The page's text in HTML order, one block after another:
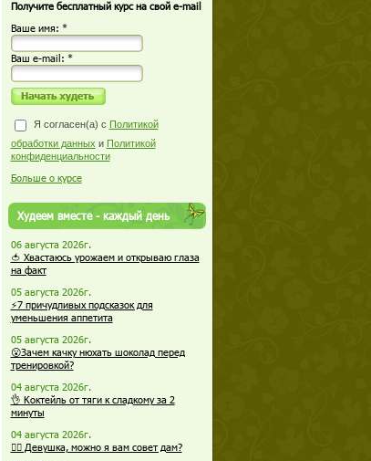
Получите бесплатный курс на свой e-mail
Ваше имя: *
Ваш е-mail: *
Я согласен(а) с Политикой
обработки данных и Политикой
конфиденциальности
Больше о курсе
Худеем вместе - каждый день
06 августа 2026г.
🍅 Хвастаюсь урожаем и открываю глаза
на факт
05 августа 2026г.
⚡7 причудливых подсказок для
уменьшения аппетита
05 августа 2026г.
😮Зачем качку нюхать шоколад перед
тренировкой?
04 августа 2026г.
👌 Коктейль от тяги к сладкому за 2
минуты
04 августа 2026г.
🏋️‍♀️ Девушка, можно я вам совет дам?